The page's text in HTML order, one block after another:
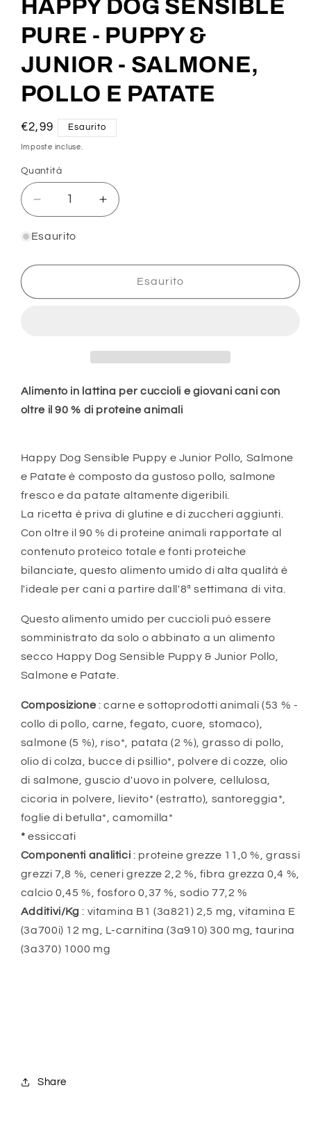
modale
HAPPY DOG SENSIBLE
PURE - PUPPY &
JUNIOR - SALMONE,
POLLO E PATATE
Prezzo
di
€2,99 Esaurito
Imposte incluse.
Quantità
Diminuisci
quantità
per
DOG
PURE
SALMONE,
POLLO
Aumenta
quantità
DOG
SENSIBLE
PURE
SALMONE,
POLLO
Esaurito
Esaurito
Alimento in lattina per cuccioli e giovani cani con
oltre il 90 % di proteine animali
Happy Dog Sensible Puppy e Junior Pollo, Salmone
e Patate è composto da gustoso pollo, salmone
fresco e da patate altamente digeribili.
La ricetta è priva di glutine e di zuccheri aggiunti.
Con oltre il 90 % di proteine animali rapportate al
contenuto proteico totale e fonti proteiche
bilanciate, questo alimento umido di alta qualità è
l'ideale per cani a partire dall'8ª settimana di vita.
Questo alimento umido per cuccioli può essere
somministrato da solo o abbinato a un alimento
secco Happy Dog Sensible Puppy & Junior Pollo,
Salmone e Patate.
Composizione: carne e sottoprodotti animali (53 % -
collo di pollo, carne, fegato, cuore, stomaco),
salmone (5 %), riso*, patata (2 %), grasso di pollo,
olio di colza, bucce di psillio*, polvere di cozze, olio
di salmone, guscio d'uovo in polvere, cellulosa,
cicoria in polvere, lievito* (estratto), santoreggia*,
foglie di betulla*, camomilla*
* essiccati
Componenti analitici : proteine grezze 11,0 %, grassi
grezzi 7,8 %, ceneri grezze 2,2 %, fibra grezza 0,4 %,
calcio 0,45 %, fosforo 0,37 %, sodio 77,2 %
Additivi/Kg: vitamina B1 (3a821) 2,5 mg, vitamina E
(3a700i) 12 mg, L-carnitina (3a910) 300 mg, taurina
(3a370) 1000 mg
Share